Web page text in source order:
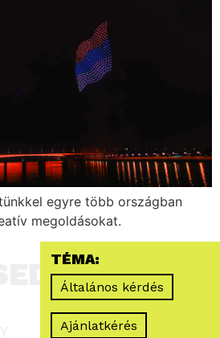
egyre több országban
megoldásokat.
TÉMA:
Általános kérdés
Ajánlatkérés